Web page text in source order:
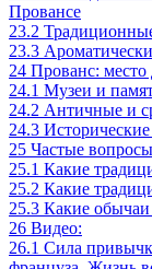
Провансе
23.2
23.3
24 Прованс: место
24.1 Музеи и
24.2 Античные и
24.3
25 Частые
25.1 Какие
25.2 Какие
25.3 Какие обычаи
26 Видео:
26.1 Сила